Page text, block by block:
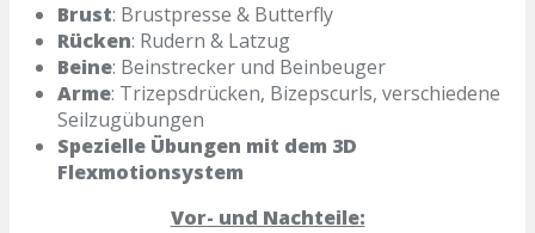
Brust: Brustpresse & Butterfly
Rücken: Rudern & Latzug
Beine: Beinstrecker und Beinbeuger
Arme: Trizepsdrücken, Bizepscurls, verschiedene
Seilzugübungen
Spezielle Übungen mit dem 3D
Flexmotionsystem
Vor- und Nachteile: